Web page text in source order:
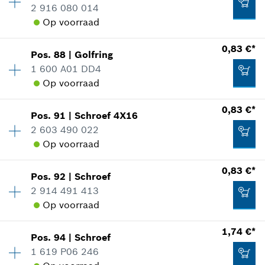
Aan winkelwagen toevoegen
1,25 €*
Aan winkelwagen toevoegen
reserveonderdelen informatie
Toepassingsinstructie
In weergave tonen
1,74 €*
Aan winkelwagen toevoegen
2 916 080 014
Op voorraad
Beschikbaarheid 1
Prijsgroep :10
reserveonderdelen informatie
Toepassingsinstructie
In weergave tonen
0,83 €*
Prijs incl. BTW
Aan winkelwagen toevoegen
Pos.88 |Golfring
1 600 A01 DD4
Op voorraad
0,83 €*
Beschikbaarheid 1
Prijsgroep :10
reserveonderdelen informatie
Toepassingsinstructie
In weergave tonen
0,83 €*
Pos.91 |Schroef 4X16
2 603 490 022
Op voorraad
0,83 €*
Beschikbaarheid 9
Prijsgroep :10
reserveonderdelen informatie
Toepassingsinstructie
In weergave tonen
Pos.92 |Schroef
2 914 491 413
Op voorraad
0,83 €*
Prijsgroep:10
Pos.94 |Schroef
1 619 P06 246
1,74 €*